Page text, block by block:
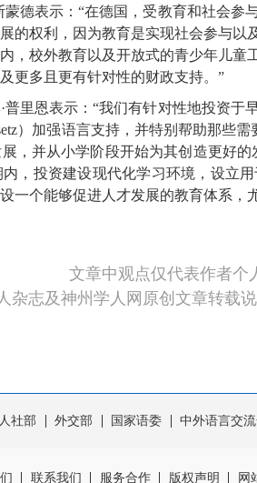
表示：“在德国，受教育和社会参
的权利，因为教育是实现社会参与
，校外教育以及开放式的青少年儿
更多且更有针对性的财政支持。”
恩表示：“我们有针对性地投资于
）加强语言支持，并特别帮助那些
，并从小学阶段开始为其创造更好的
，投资建设现代化学习环境，设立
一个能够促进人才发展的教育体系，
文章中观点仅代表作者个
杂志及神州学人网原创文章转载
人社部 外交部 国家语委 中外语言交
联系我们 服务合作 版权声明 网